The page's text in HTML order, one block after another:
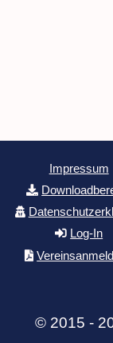
Impressum
Log-In
© 2015 -